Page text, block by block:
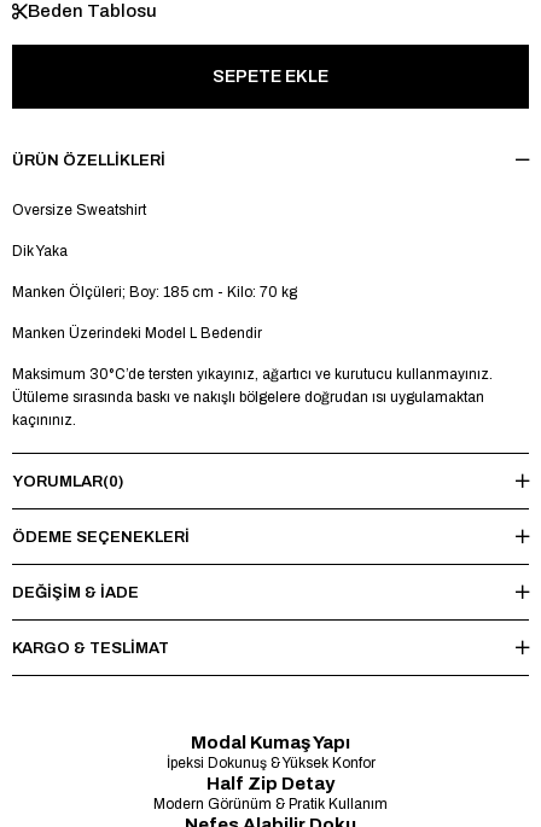
Beden Tablosu
ÜRÜN ÖZELLIKLERI
Oversize Sweatshirt
Dik Yaka
Manken Ölçüleri; Boy: 185 cm - Kilo: 70 kg
Manken Üzerindeki Model L Bedendir
Maksimum 30°C’de tersten yıkayınız, ağartıcı ve kurutucu kullanmayınız.
Ütüleme sırasında baskı ve nakışlı bölgelere doğrudan ısı uygulamaktan
kaçınınız.
YORUMLAR(0)
ÖDEME SEÇENEKLERI
DEĞİŞİM & İADE
KARGO & TESLİMAT
Modal Kumaş Yapı
İpeksi Dokunuş & Yüksek Konfor
Half Zip Detay
Modern Görünüm & Pratik Kullanım